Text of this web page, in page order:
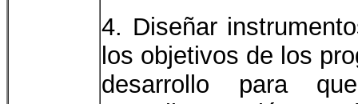
4. Diseñar
los objetivos de los
desarrollo para